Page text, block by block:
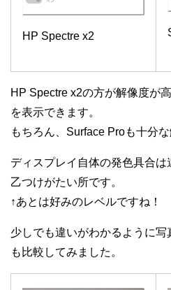
HP Spectre x2
HP Spectre x2の方が解像度が
を表示できます。
もちろん、Surface Proも十分
ディスプレイ自体の発色具合は
乙つけがたい所です。
↑あとは好みのレベルですね！
少しでも違いがわかるように
も比較してみました。